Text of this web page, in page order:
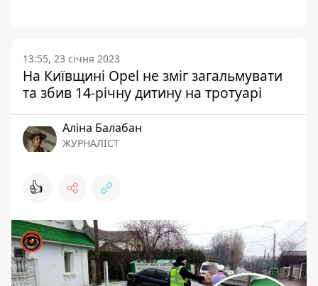
13:55, 23 січня 2023
На Київщині Opel не зміг загальмувати
та збив 14-річну дитину на тротуарі
Аліна Балабан
ЖУРНАЛІСТ
👍